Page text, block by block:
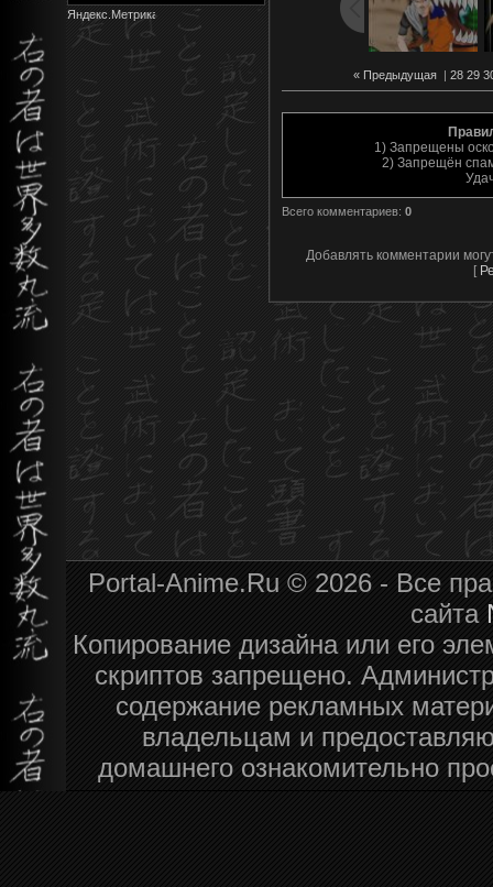
« Предыдущая | 28 29
1) Запрещены
2) Запрещён
Всего комментариев: 0
Добавлять комментарии
[
Portal-Anime.Ru © 2026 - Все
сайта
Копирование дизайна или его
скриптов запрещено.
содержание рекламных
владельцам и
домашнего ознакомительно